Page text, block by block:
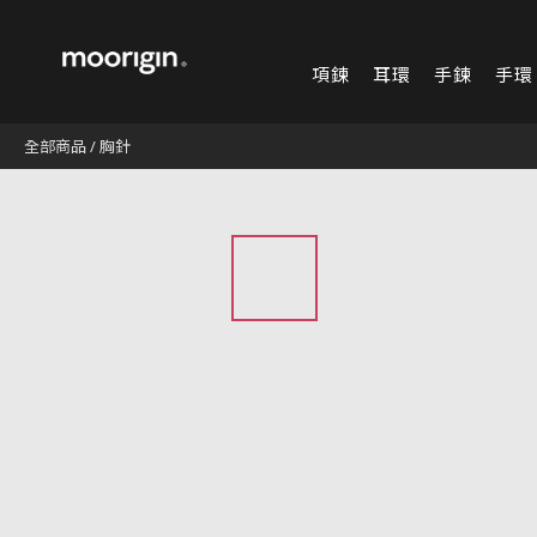
項鍊 耳環 手鍊 手環
全部商品/胸針